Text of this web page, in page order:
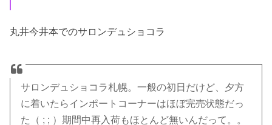
丸井今井本でのサロンデュショコラ
サロンデュショコラ札幌。一般の初日だけど、夕方
に着いたらインポートコーナーはほぼ完売状態だっ
た（ ; ; ）期間中再入荷もほとんど無いんだって。。